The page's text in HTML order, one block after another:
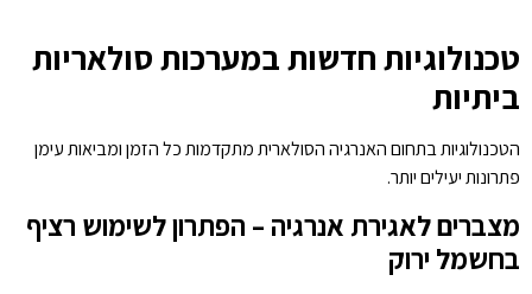
טכנולוגיות חדשות במערכות סולאריות
ביתיות
הטכנולוגיות בתחום האנרגיה הסולארית מתקדמות כל הזמן ומביאות עימן
פתרונות יעילים יותר.
מצברים לאגירת אנרגיה – הפתרון לשימוש רציף
בחשמל ירוק